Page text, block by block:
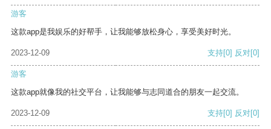
游客
这款app是我娱乐的好帮手，让我能够放松身心，享受美好时光。
2023-12-09 支持[0] 反对[0]
游客
这款app就像我的社交平台，让我能够与志同道合的朋友一起交流。
2023-12-09 支持[0] 反对[0]